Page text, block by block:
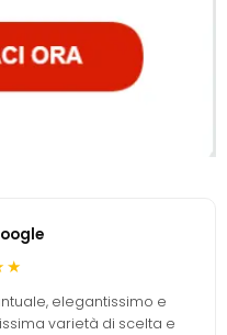
elegantissimo e
varietà di scelta e